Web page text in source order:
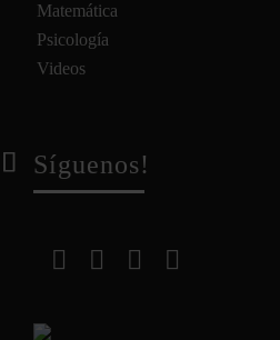
Matemática
Psicología
Videos
Síguenos!